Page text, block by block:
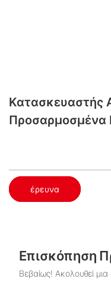
Κατασκευαστής
Προσαρμοσμένα
έρευνα
Επισκόπηση
Βεβαίως! Ακολουθεί